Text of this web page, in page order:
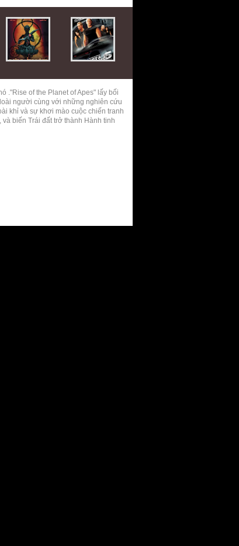
."Rise of the Planet of Apes" lấy bối
người cùng với những nghiên cứu
khỉ và sự khơi mào cuộc chiến tranh
biến Trái đất trở thành Hành tinh